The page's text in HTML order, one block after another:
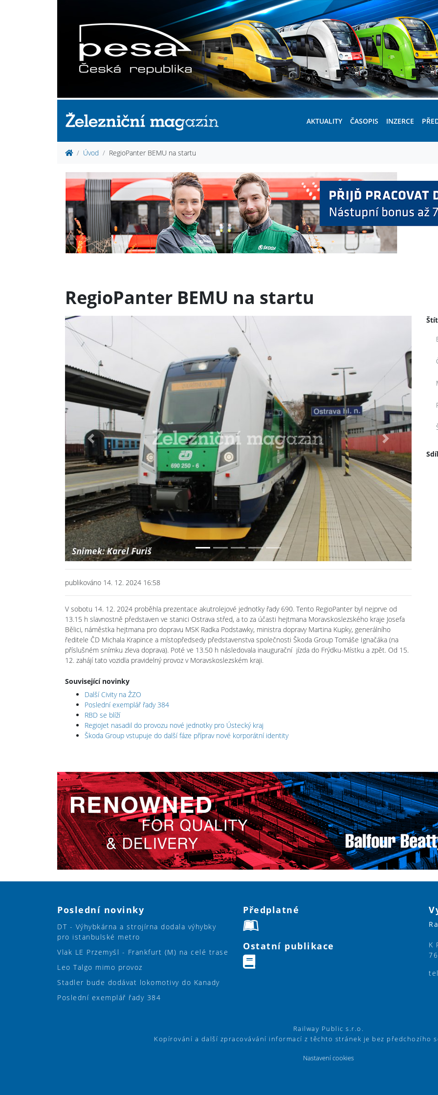
AKTUALITY ČASOPIS INZERCE
Úvod RegioPanter BEMU na startu
RegioPanter BEMU na startu
Previous Next
publikováno 14. 12. 2024 16:58
V sobotu 14. 12. 2024 proběhla prezentace akutrolejové jednotky řady 690. Tento RegioPanter byl nejprve od
13.15 h slavnostně představen ve stanici Ostrava střed, a to za účasti hejtmana Moravskoslezského kraje Josefa
Bělici, náměstka hejtmana pro dopravu MSK Radka Podstawky, ministra dopravy Martina Kupky, generálního
ředitele ČD Michala Krapince a místopředsedy představenstva společnosti Škoda Group Tomáše Ignačáka (na
příslušném snímku zleva doprava). Poté ve 13.50 h následovala inaugurační jízda do Frýdku-Místku a zpět. Od 15.
12. zahájí tato vozidla pravidelný provoz v Moravskoslezském kraji.
Související novinky
Další Civity na ŽZO
Poslední exemplář řady 384
RBD se blíží
RegioJet nasadil do provozu nové jednotky pro Ústecký kraj
Škoda Group vstupuje do další fáze příprav nové korporátní identity
Poslední novinky
DT - Výhybkárna a strojírna dodala výhybky
pro istanbulské metro
Vlak LE Przemyśl - Frankfurt (M) na celé trase
Leo Talgo mimo provoz
Stadler bude dodávat lokomotivy do Kanady
Poslední exemplář řady 384
Předplatné
Ostatní publikace
K
Railway Public s.r.o.
Kopírování a další zpracovávání informací z těchto stránek je bez předchozího
Nastavení cookies